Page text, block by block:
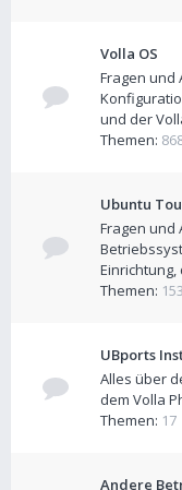
Volla OS
Fragen und
und der
Themen:
Ubuntu
Fragen und
Themen: 153
UBports
Alles über
dem Volla
Themen: 17
Andere